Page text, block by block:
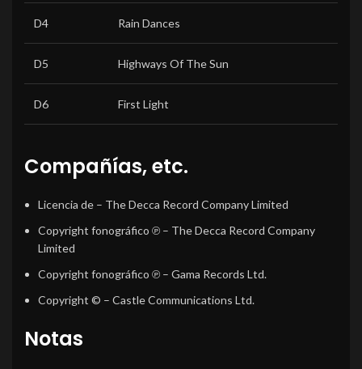
D4 Rain Dances
D5 Highways Of The Sun
D6 First Light
Compañías, etc.
Licencia de – The Decca Record Company Limited
Copyright fonográfico ℗ – The Decca Record Company
Limited
Copyright fonográfico ℗ – Gama Records Ltd.
Copyright © – Castle Communications Ltd.
Notas